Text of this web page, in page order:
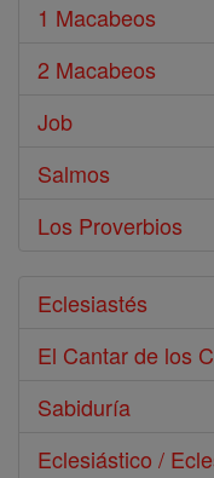
1 Macabeos
2 Macabeos
Job
Salmos
Los Proverbios
Eclesiastés
El Cantar de los
Sabiduría
Eclesiástico /